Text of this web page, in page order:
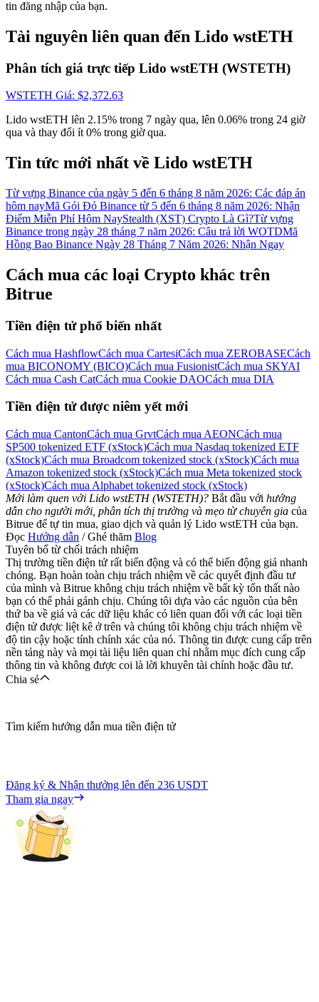
Đăng nhậpĐăng ký
Trung tâm phần
Tải ứng dụng
Bitrue
Việt
tin đăng nhập của bạn.
Tài nguyên liên quan đến Lido wstETH
Phân tích giá trực tiếp Lido wstETH (WSTETH)
WSTETH Giá: $2,372.63
Lido wstETH lên 2.15% trong 7 ngày qua, lên 0.06% trong 24 giờ
qua và thay đổi ít 0% trong giờ qua.
Tin tức mới nhất về Lido wstETH
Từ vựng Binance của ngày 5 đến 6 tháng 8 năm 2026: Các đáp án
hôm nayMã Gói Đỏ Binance từ 5 đến 6 tháng 8 năm 2026: Nhận
Điểm Miễn Phí Hôm NayStealth (XST) Crypto Là Gì?Từ vựng
Binance trong ngày 28 tháng 7 năm 2026: Câu trả lời WOTDMã
Hồng Bao Binance Ngày 28 Tháng 7 Năm 2026: Nhận Ngay
Cách mua các loại Crypto khác trên
Bitrue
Tiền điện tử phổ biến nhất
Cách mua HashflowCách mua CartesiCách mua ZEROBASECách
mua BICONOMY (BICO)Cách mua FusionistCách mua SKYAI
Cách mua Cash CatCách mua Cookie DAOCách mua DIA
Tiền điện tử được niêm yết mới
Cách mua CantonCách mua GrvtCách mua AEONCách mua
SP500 tokenized ETF (xStock)Cách mua Nasdaq tokenized ETF
(xStock)Cách mua Broadcom tokenized stock (xStock)Cách mua
Amazon tokenized stock (xStock)Cách mua Meta tokenized stock
(xStock)Cách mua Alphabet tokenized stock (xStock)
Mới làm quen với Lido wstETH (WSTETH)? Bắt đầu với hướng
dẫn cho người mới, phân tích thị trường và mẹo từ chuyên gia của
Bitrue để tự tin mua, giao dịch và quản lý Lido wstETH của bạn.
Đọc Hướng dẫn / Ghé thăm Blog
Tuyên bố từ chối trách nhiệm
Thị trường tiền điện tử rất biến động và có thể biến động giá nhanh
chóng. Bạn hoàn toàn chịu trách nhiệm về các quyết định đầu tư
của mình và Bitrue không chịu trách nhiệm về bất kỳ tổn thất nào
bạn có thể phải gánh chịu. Chúng tôi dựa vào các nguồn của bên
thứ ba về giá và các dữ liệu khác có liên quan đối với các loại tiền
điện tử được liệt kê ở trên và chúng tôi không chịu trách nhiệm về
độ tin cậy hoặc tính chính xác của nó. Thông tin được cung cấp trên
nền tảng này và mọi tài liệu liên quan chỉ nhằm mục đích cung cấp
thông tin và không được coi là lời khuyên tài chính hoặc đầu tư.
Chia sẻ
Tìm kiếm hướng dẫn mua tiền điện tử
Đăng ký & Nhận thưởng lên đến 236 USDT
Tham gia ngay